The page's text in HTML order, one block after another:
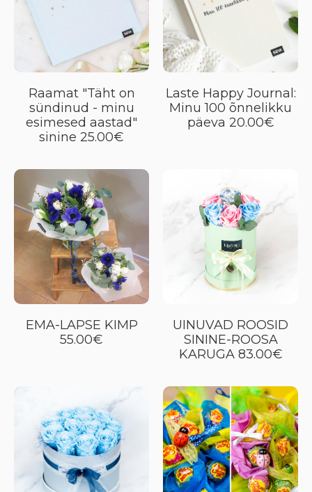
Raamat "Täht on
sündinud - minu
esimesed aastad"
sinine 25.00€
Laste Happy Journal:
Minu 100 õnnelikku
päeva 20.00€
EMA-LAPSE KIMP
55.00€
UINUVAD ROOSID
SININE-ROOSA
KARUGA 83.00€